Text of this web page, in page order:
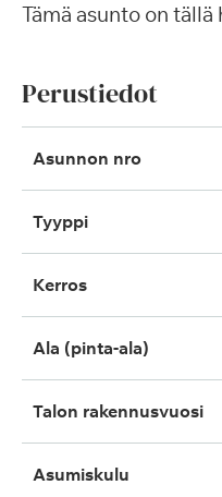
Tämä asunto on
Perustiedot
Asunnon nro
Tyyppi
Kerros
Ala (pinta-ala)
Talon rakennusvuosi
Asumiskulu